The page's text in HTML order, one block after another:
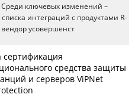
Среди ключевых изменений –
интеграций с продуктами R-
усовершенст
средства защиты
и серверов ViPNet